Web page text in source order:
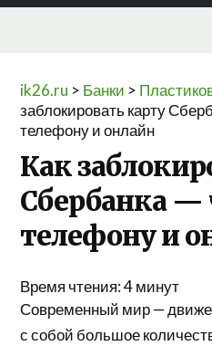
ik26.ru > Банки >
заблокировать карту
телефону и онлайн
Как
Сбербанка —
телефону и
Время чтения:4минут
Современный мир —
с собой большое